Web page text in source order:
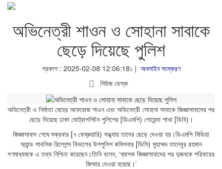
অভিনেত্রী শাওন ও সোহানা সাবাকে
ছেড়ে দিয়েছে পুলিশ
প্রকাশ : 2025-02-08 12:06:18১ | অনলাইন সংস্করণ
নিউজ ডেস্ক
অভিনেত্রী ও নির্মাতা মেহের আফরোজ শাওন এবং অভিনেত্রী সোহানা সাবাকে জিজ্ঞাসাবাদের পর
ছেড়ে দিয়েছে ঢাকা মেট্রোপলিটন পুলিশের [ডিএমপি) গোয়েন্দা শাখা [ডিবি)।
জিজ্ঞাসাবাদ শেষে শুক্রবার [৭ ফেব্রুয়ারি) সন্ধ্যায় তাদের ছেড়ে দেওয়া হয়।ডিএমপি মিডিয়া
অ্যান্ড পাবলিক রিলেশন্স বিভাগের উপপুলিশ কমিশনার [ডিসি) মুহাম্মদ তালেবুর রহমান
গণমাধ্যমকে এ তথ্য নিশ্চিত করেছেন।তিনি বলেন, ‘ব্যাপক জিজ্ঞাসাবাদের পর দুজনকে পরিবারের
জিম্মায় দেওয়া হয়েছে।’